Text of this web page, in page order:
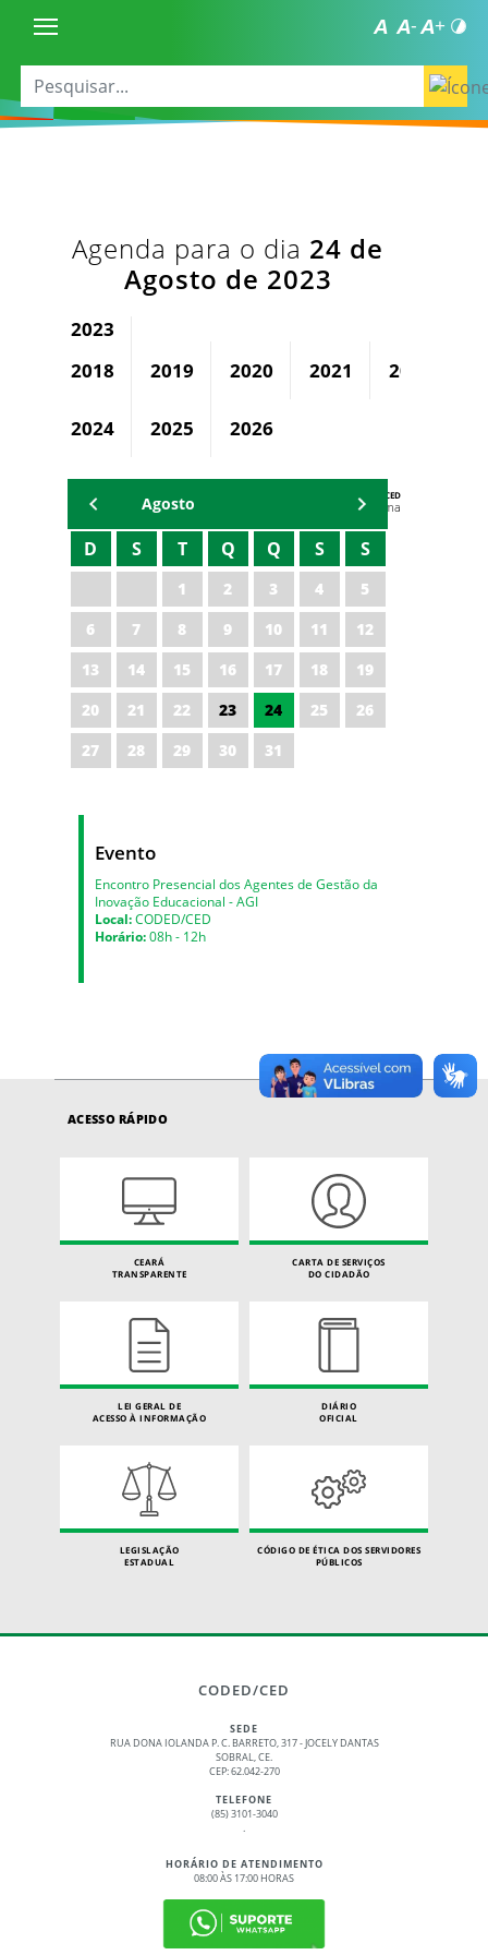
Agenda para o dia 24 de
Agosto de 2023
2023
2018
2019 2020 2021 2022
2024 2025 2026
AGENDA DA CODED/CED
Vagna Lima
Agosto
D S T Q Q S S
1 2 3 4
5
6
7 8 9 10 11
12
13
14 15 16 17 18
19
20
21 22 23 24 25
26
27
28 29 30 31
Evento
Encontro Presencial dos Agentes de Gestão da
Inovação Educacional - AGI
Local:CODED/CED
Horário:08h - 12h
ACESSO RÁPIDO
CEARÁ
TRANSPARENTE
CARTA DE SERVIÇOS
DO CIDADÃO
LEI GERAL DE
ACESSO À INFORMAÇÃO
DIÁRIO
OFICIAL
LEGISLAÇÃO
ESTADUAL
CÓDIGO DE ÉTICA DOS SERVIDORES
PÚBLICOS
CODED/CED
SEDE
RUA DONA IOLANDA P. C. BARRETO, 317 - JOCELY DANTAS
SOBRAL, CE.
CEP: 62.042-270
TELEFONE
(85) 3101-3040
.
HORÁRIO DE ATENDIMENTO
08:00 ÀS 17:00 HORAS